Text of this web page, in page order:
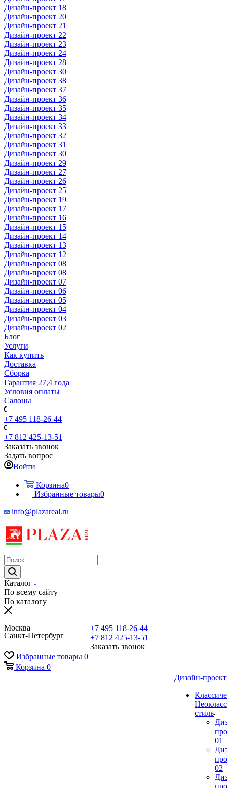
Дизайн-проект 18
Дизайн-проект 20
Дизайн-проект 21
Дизайн-проект 22
Дизайн-проект 23
Дизайн-проект 24
Дизайн-проект 28
Дизайн-проект 30
Дизайн-проект 38
Дизайн-проект 37
Дизайн-проект 36
Дизайн-проект 35
Дизайн-проект 34
Дизайн-проект 33
Дизайн-проект 32
Дизайн-проект 31
Дизайн-проект 30
Дизайн-проект 29
Дизайн-проект 27
Дизайн-проект 26
Дизайн-проект 25
Дизайн-проект 19
Дизайн-проект 17
Дизайн-проект 16
Дизайн-проект 15
Дизайн-проект 14
Дизайн-проект 13
Дизайн-проект 12
Дизайн-проект 08
Дизайн-проект 08
Дизайн-проект 07
Дизайн-проект 06
Дизайн-проект 05
Дизайн-проект 04
Дизайн-проект 03
Дизайн-проект 02
Блог
Услуги
Как купить
Доставка
Сборка
Гарантия 27,4 года
Условия оплаты
Салоны
+7 495 118-26-44
+7 812 425-13-51
Заказать звонок
Задать вопрос
Войти
Корзина0
Избранные товары0
info@plazareal.ru
Каталог
По всему сайту
По каталогу
Москва
Санкт-Петербург
+7 495 118-26-44
+7 812 425-13-51
Заказать звонок
Избранные товары 0
Корзина 0
Дизайн-
стиль
01
02